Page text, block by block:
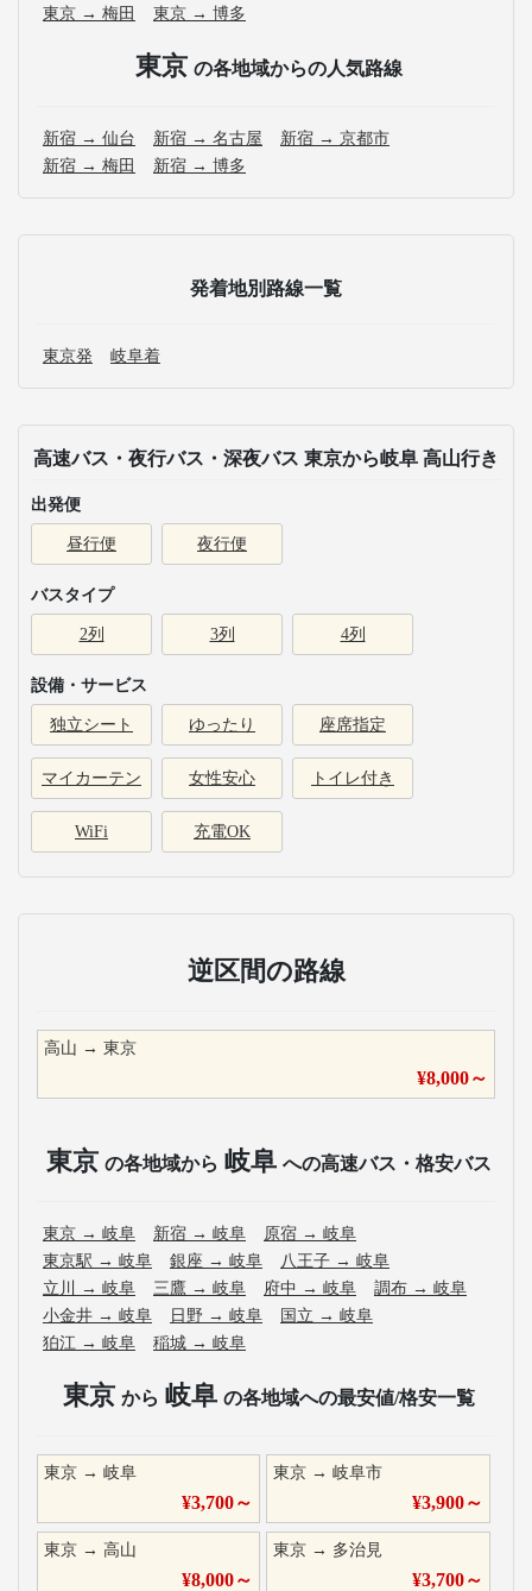
東京 → 梅田 東京 → 博多
東京 の各地域からの人気路線
新宿 → 仙台 新宿 → 名古屋
新宿 → 京都市
新宿 → 梅田
新宿 → 博多
発着地別路線一覧
東京発 岐阜着
高速バス・夜行バス・深夜バス 東京から岐阜 高山行き
出発便
昼行便 夜行便
バスタイプ
2列 3列 4列
設備・サービス
独立シート ゆったり 座席指定
マイカーテン 女性安心 トイレ付き
WiFi 充電OK
逆区間の路線
高山 → 東京
¥8,000～
東京 の各地域から 岐阜 への高速バス・格安バス
東京 → 岐阜 新宿 → 岐阜 原宿 → 岐阜
東京駅 → 岐阜 銀座 → 岐阜 八王子 → 岐阜
立川
→ 岐阜 三鷹 → 岐阜 府中 → 岐阜 調布 → 岐阜
小金井 → 岐阜 日野 → 岐阜 国立 → 岐阜
狛江 → 岐阜 稲城 → 岐阜
東京 から 岐阜 の各地域への最安値/格安一覧
東京 → 岐阜
¥3,700～
東京 →岐阜市
¥3,900～
東京 → 高山
¥8,000～
東京 → 多治見
¥3,700～